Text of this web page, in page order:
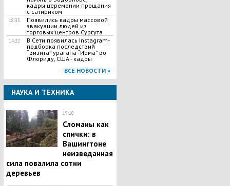
кадры церемонии прощания
с сатириком
18:35
Появились кадры массовой
эвакуации людей из
торговых центров Сургута
14:22
В Сети появилась Іnstagram-
подборка последствий
“визита” урагана “Ирма” во
Флориду, США - кадры
ВСЕ НОВОСТИ »
НАУКА И ТЕХНИКА
19:10
Сломаны как
спички: в
Вашингтоне
неизведанная
сила повалила сотни
деревьев